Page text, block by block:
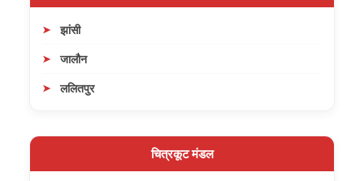
झांसी
जालौन
ललितपुर
चित्रकूट मंडल